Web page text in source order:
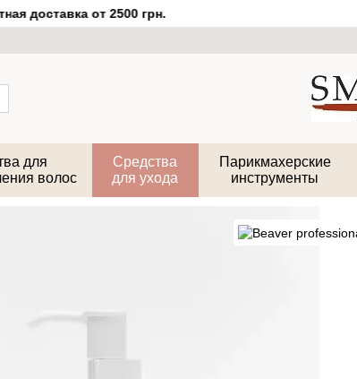
доставка от 2500 грн.
для
волос
Средства
для ухода
Парикмахерские
инструменты